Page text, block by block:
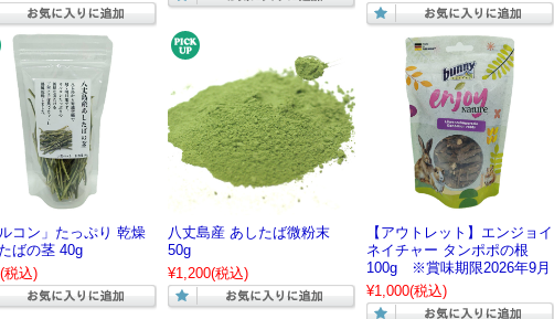
ルコン」たっぷり 乾燥
ばの茎 40g
(税込)
八丈島産 あしたば微粉末
50g
¥1,200(税込)
【アウトレット】エンジョイ
ネイチャー タンポポの根
100g ※賞味期限2026年9月
¥1,000(税込)